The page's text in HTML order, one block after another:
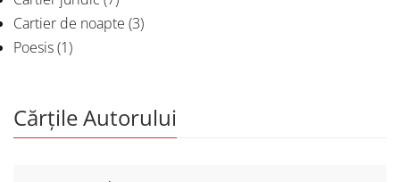
Cartier de noapte (3)
Poesis(1)
Cărțile Autorului